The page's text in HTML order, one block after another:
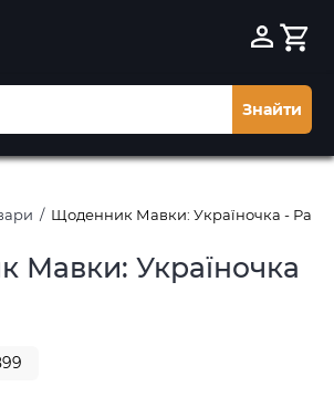
Знайти
Щоденник Мавки: Україночка -
Мавки: Україночка